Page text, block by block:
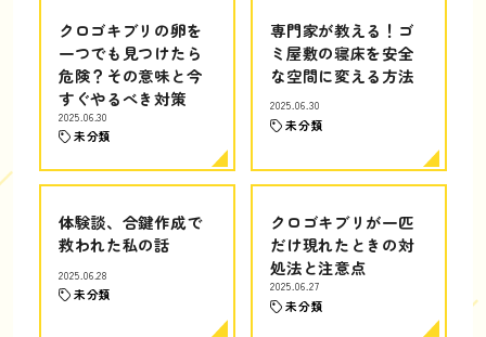
クロゴキブリの卵を
一つでも見つけたら
危険？その意味と今
すぐやるべき対策
2025.06.30
未分類
専門家が教える！ゴ
ミ屋敷の寝床を安全
な空間に変える方法
2025.06.30
未分類
体験談、合鍵作成で
救われた私の話
2025.06.28
未分類
クロゴキブリが一匹
だけ現れたときの対
処法と注意点
2025.06.27
未分類